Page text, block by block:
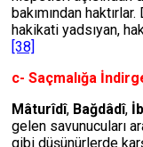
bakımından haktırlar.
hakikati yadsıyan,
[38]
c- Saçmalığa
Mâturîdî, Bağdâdî,
gelen savunucuları
gibi düşünürlerde